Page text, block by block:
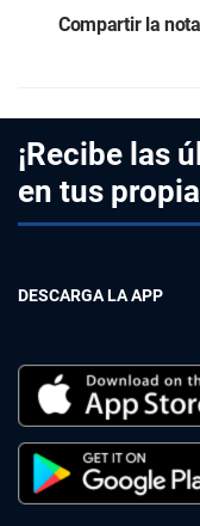
Compartir la
¡Recibe las
en tus
DESCARGA LA APP